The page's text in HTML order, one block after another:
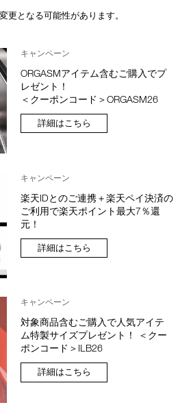
更となる可能性があります。
キャンペーン
ORGASMアイテム含むご購入でプ
レゼント！
＜クーポンコード＞ORGASM26
詳細はこちら
キャンペーン
楽天IDとのご連携＋楽天ペイ決済の
ご利用で楽天ポイント最大7％還
元！
詳細はこちら
キャンペーン
対象商品含むご購入で人気アイテ
ム特製サイズプレゼント！ ＜クー
ポンコード＞ILB26
詳細はこちら